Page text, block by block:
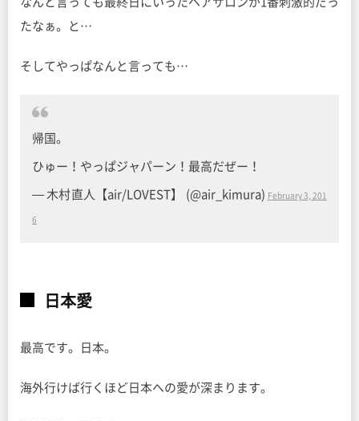
たなぁ。と…
そしてやっぱなんと言っても…
帰国。
ひゅー！やっぱジャパーン！最高だぜー！
— 木村直人【air/LOVEST】 (@air_kimura) February 3, 201
6
日本愛
最高です。日本。
海外行けば行くほど日本への愛が深まります。